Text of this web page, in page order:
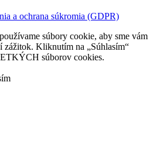
a ochrana súkromia (GDPR)
súbory cookie, aby sme vám
zážitok. Kliknutím na „Súhlasím“
súborov cookies.